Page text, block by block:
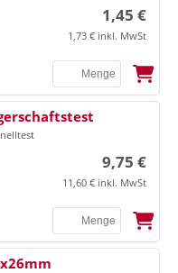
1,45 €
1,73 € inkl. MwSt
9,75 €
11,60 € inkl. MwSt